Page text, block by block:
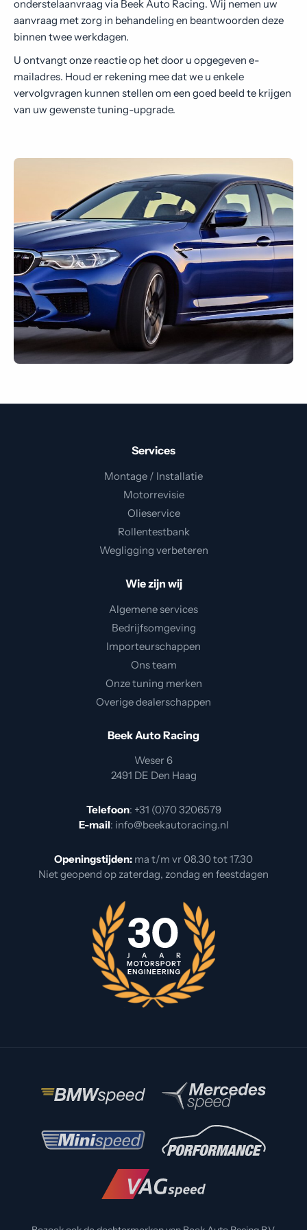
Contact
onderstelaanvraag via Beek Auto Racing. Wij nemen uw
aanvraag met zorg in behandeling en beantwoorden deze
binnen twee werkdagen.
U ontvangt onze reactie op het door u opgegeven e-
mailadres. Houd er rekening mee dat we u enkele
vervolgvragen kunnen stellen om een goed beeld te krijgen
van uw gewenste tuning-upgrade.
Services
Montage / Installatie
Motorrevisie
Olieservice
Rollentestbank
Wegligging verbeteren
Wie zijn wij
Algemene services
Bedrijfsomgeving
Importeurschappen
Ons team
Onze tuning merken
Overige dealerschappen
Beek Auto Racing
Weser 6
2491 DE Den Haag
Telefoon: +31 (0)70 3206579
E-mail: info@beekautoracing.nl
Openingstijden: ma t/m vr 08.30 tot 17.30
Niet geopend op zaterdag, zondag en feestdagen